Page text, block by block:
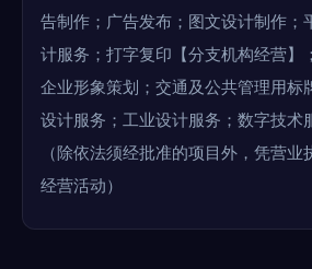
告制作；广告发布；图文设计制作；
计服务；打字复印【分支机构经营】
企业形象策划；交通及公共管理用标
设计服务；工业设计服务；数字技术
（除依法须经批准的项目外，凭营
经营活动）